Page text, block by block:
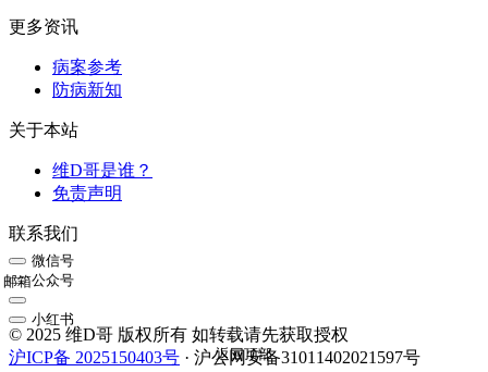
更多资讯
病案参考
防病新知
关于本站
维D哥是谁？
免责声明
联系我们
微信号
公众号
邮箱
小红书
© 2025 维D哥 版权所有 如转载请先获取授权
沪ICP备 2025150403号 · 沪公网安备31011402021597号
返回顶部